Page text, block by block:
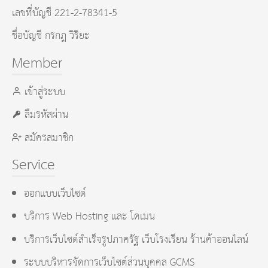
เลขที่บัญชี 221-2-78341-5
ชื่อบัญชี กรกฎ วิริยะ
Member
เข้าสู่ระบบ
ลืมรหัสผ่าน
สมัครสมาชิก
Service
ออกแบบเว็บไซต์
บริการ Web Hosting และ โดเมน
บริการเว็บไซต์สำเร็จรูปภาครัฐ เว็บโรงเรียน ร้านค้าออนไลน์
ระบบบริหารจัดการเว็บไซต์ส่วนบุคคล GCMS